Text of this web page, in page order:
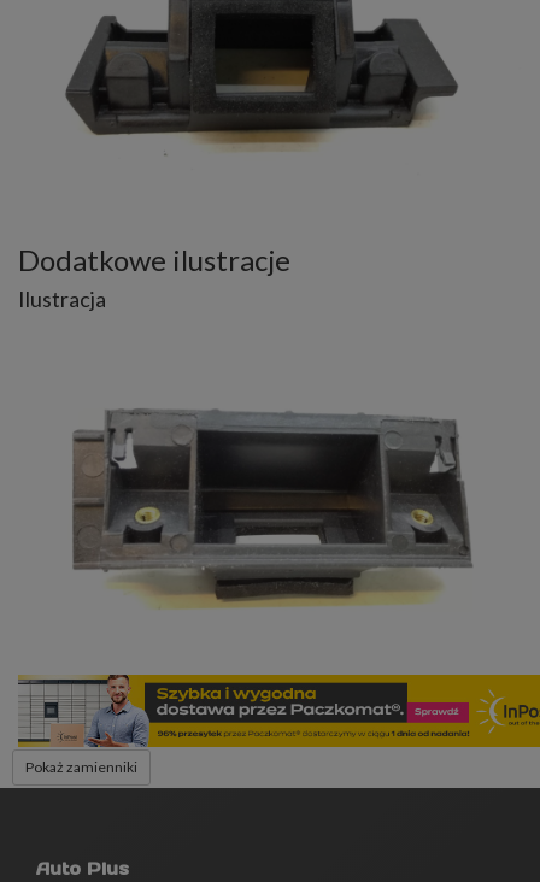
Dodatkowe ilustracje
Ilustracja
Pokaż zamienniki
Auto Plus